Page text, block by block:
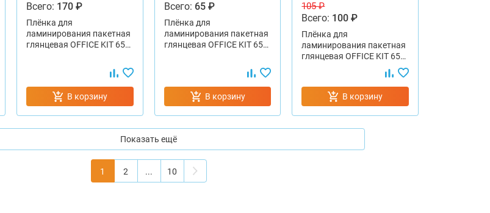
Всего: 170 ₽
Плёнка для
ламинирования пакетная
глянцевая OFFICE KIT 65…
В корзину
Всего: 65 ₽
Плёнка для
ламинирования пакетная
глянцевая OFFICE KIT 65…
В корзину
105 ₽
Всего: 100 ₽
Плёнка для
ламинирования пакетная
глянцевая OFFICE KIT 65…
В корзину
Показать ещё
1 2 ... 10